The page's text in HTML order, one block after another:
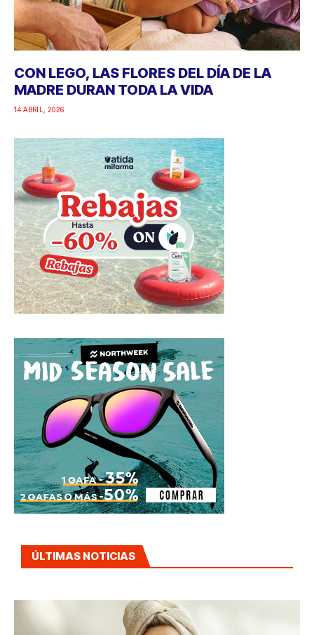
CON LEGO, LAS FLORES DEL DÍA DE LA
MADRE DURAN TODA LA VIDA
14 ABRIL, 2026
ÚLTIMAS NOTICIAS